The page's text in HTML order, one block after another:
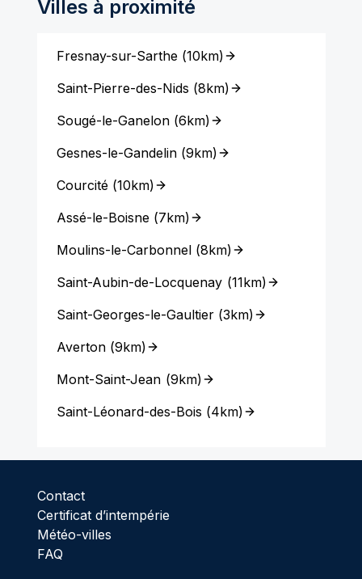
Villes à proximité
Fresnay-sur-Sarthe(10km)
Saint-Pierre-des-Nids (8km)
Sougé-le-Ganelon(6km)
Gesnes-le-Gandelin(9km)
Courcité(10km)
Assé-le-Boisne(7km)
Moulins-le-Carbonnel(8km)
Saint-Aubin-de-Locquenay (11km)
Saint-Georges-le-Gaultier(3km)
Averton(9km)
Mont-Saint-Jean (9km)
Saint-Léonard-des-Bois (4km)
Contact
Certificat d’intempérie
Météo-villes
FAQ